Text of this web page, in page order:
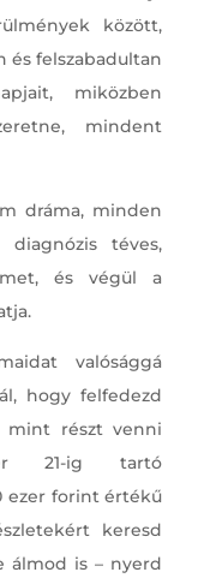
között,
és felszabadultan
miközben
mindent
dráma, minden
téves,
és végül a
valósággá
hogy felfedezd
mint részt venni
21-ig tartó
ezer forint értékű
keresd
álmod is – nyerd